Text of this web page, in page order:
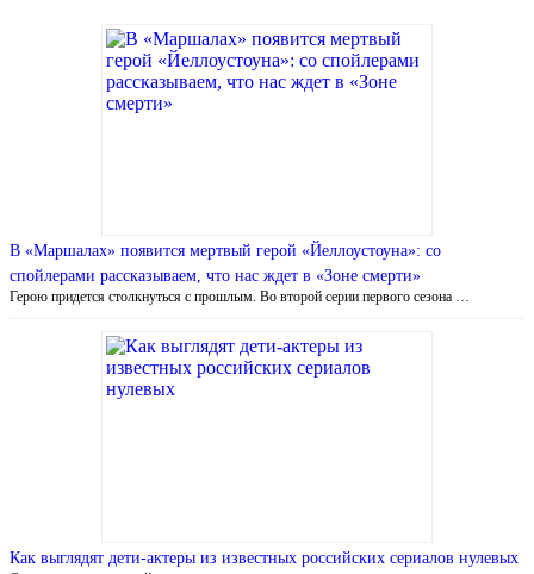
В «Маршалах» появится мертвый герой «Йеллоустоуна»: со
спойлерами рассказываем, что нас ждет в «Зоне смерти»
Герою придется столкнуться с прошлым. Во второй серии первого сезона …
Как выглядят дети-актеры из известных российских сериалов нулевых